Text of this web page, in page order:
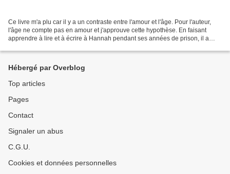
Ce livre m'a plu car il y a un contraste entre l'amour et l'âge. Pour l'auteur,
l'âge ne compte pas en amour et j'approuve cette hypothèse. En faisant
apprendre à lire et à écrire à Hannah pendant ses années de prison, il a
Hébergé par Overblog
Top articles
Pages
Contact
Signaler un abus
C.G.U.
Cookies et données personnelles